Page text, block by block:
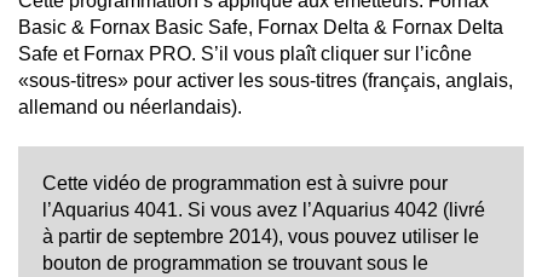
Basic & Fornax Basic Safe, Fornax Delta & Fornax Delta
Safe et Fornax PRO. S’il vous plaît cliquer sur l’icône
«sous-titres» pour activer les sous-titres (français, anglais,
allemand ou néerlandais).
Cette vidéo de programmation est à suivre pour
l’Aquarius 4041. Si vous avez l’Aquarius 4042 (livré
à partir de septembre 2014), vous pouvez utiliser le
bouton de programmation se trouvant sous le